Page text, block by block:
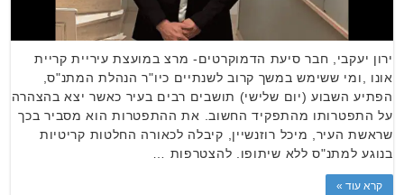
ירון יעקבי, חבר סיעת הדמוקרטים- מרצ במועצת עיריית קריית
אונו ,ומי ששימש במשך קרוב לשנתיים כיו"ר הנהלת המתנ"ס,
הפתיע השבוע (יום שלישי) תושבים רבים בעיר כאשר יצא בהצהרה
על התפטרותו מהתפקיד החשוב. את ההתפטרות הוא מסביר בכך
שראשת העיר, מיכל רוזנשיין, קיבלה לכאורה החלטות קריטיות
בנוגע למתנ"ס ללא שיתופו. להצטרפות …
קרא עוד »